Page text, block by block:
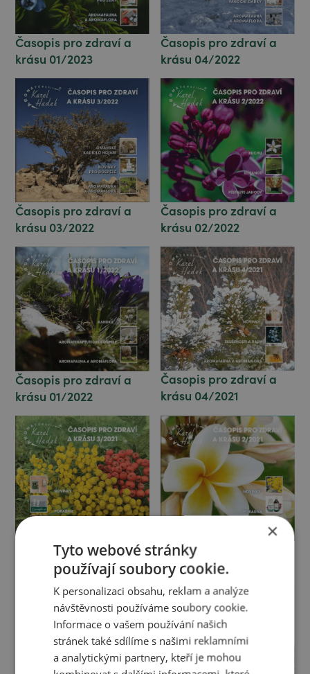
Časopis pro zdraví a
krásu 01/2023
Časopis pro zdraví a
krásu 04/2022
Časopis pro zdraví a
krásu 03/2022
Časopis pro zdraví a
krásu 02/2022
Časopis pro zdraví a
krásu 01/2022
Časopis pro zdraví a
krásu 04/2021
Časopis pro zdraví a
krásu 03/2021
Časopis pro zdraví a
krásu 02/2021
×
Tyto webové stránky
používají soubory cookie.
K personalizaci obsahu, reklam a analýze
návštěvnosti používáme soubory cookie.
Informace o vašem používání našich
stránek také sdílíme s našimi reklamními
a analytickými partnery, kteří je mohou